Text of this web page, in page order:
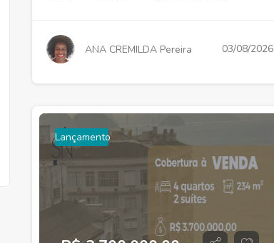
ANA CREMILDA Pereira 03/08/2026
Lançamento